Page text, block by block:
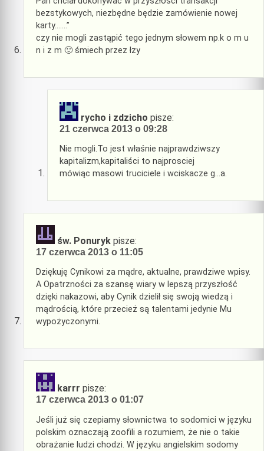
bezstykowych, niezbędne będzie zamówienie nowej
karty…….”
czy nie mogli zastąpić tego jednym słowem np.k o m u
n i z m 🙂 śmiech przez łzy
rycho i zdzicho pisze:
21 czerwca 2013 o 09:28
Nie mogli.To jest właśnie najprawdziwszy
kapitalizm,kapitaliści to najprosciej
mówiąc masowi truciciele i wciskacze g…a.
św. Ponuryk pisze:
17 czerwca 2013 o 11:05
Dziękuję Cynikowi za mądre, aktualne, prawdziwe wpisy.
A Opatrzności za szansę wiary w lepszą przyszłość
dzięki nakazowi, aby Cynik dzielił się swoją wiedzą i
mądrością, które przecież są talentami jedynie Mu
wypożyczonymi.
karrr pisze:
17 czerwca 2013 o 01:07
Jeśli już się czepiamy słownictwa to sodomici w języku
polskim oznaczają zoofili a rozumiem, że nie o takie
obrażanie ludzi chodzi. W języku angielskim sodomy